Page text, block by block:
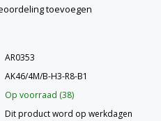
toevoegen
AR0353
AK46/4M/B-H3-R8-B1
Op voorraad (38)
Dit product word op werkdagen